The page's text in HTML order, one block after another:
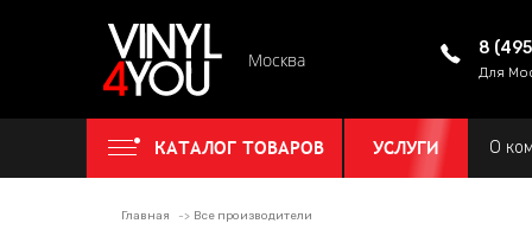
Москва
8
Для
КАТАЛОГ ТОВАРОВ УСЛУГИ О
Главная Все производители